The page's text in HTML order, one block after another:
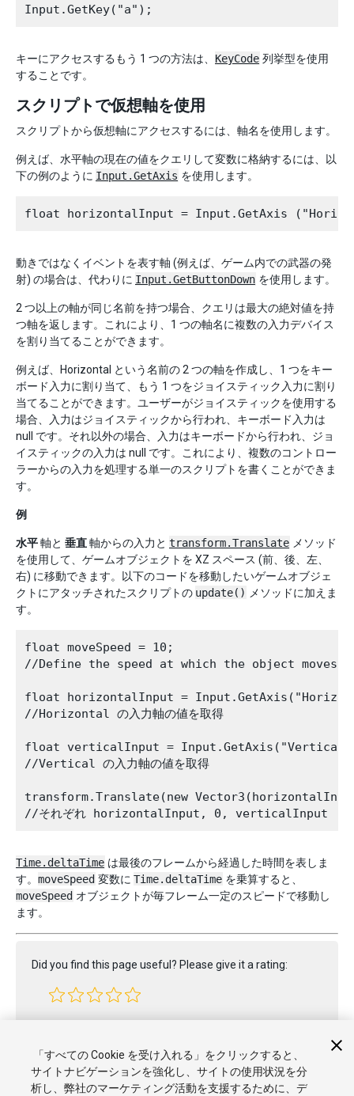
キーにアクセスするもう 1 つの方法は、 KeyCode 列挙型を使用
することです。
スクリプトで仮想軸を使用
スクリプトから仮想軸にアクセスするには、軸名を使用します。
例えば、水平軸の現在の値をクエリして変数に格納するには、以
下の例のように Input.GetAxis を使用します。
動きではなくイベントを表す軸 (例えば、ゲーム内での武器の発
射) の場合は、代わりに Input.GetButtonDown を使用します。
2 つ以上の軸が同じ名前を持つ場合、クエリは最大の絶対値を持
つ軸を返します。これにより、1 つの軸名に複数の入力デバイス
を割り当てることができます。
例えば、Horizontal という名前の 2 つの軸を作成し、1 つをキー
ボード入力に割り当て、もう 1 つをジョイスティック入力に割り
当てることができます。ユーザーがジョイスティックを使用する
場合、入力はジョイスティックから行われ、キーボード入力は
null です。それ以外の場合、入力はキーボードから行われ、ジョ
イスティックの入力は null です。これにより、複数のコントロー
ラーからの入力を処理する単一のスクリプトを書くことができま
す。
例
水平軸と 垂直軸からの入力と transform.Translate メソッド
を使用して、ゲームオブジェクトを XZ スペース (前、後、左、
右) に移動できます。以下のコードを移動したいゲームオブジェ
クトにアタッチされたスクリプトの update()
メソッドに加えま
す。
float moveSpeed = 10;
//Define the speed at which the object moves.
float horizontalInput =
//Horizontal の入力軸の値を取得
float verticalInput =
//Vertical の入力軸の値を取得
transform.Translate(new
Time.deltaTime は最後のフレームから経過した時間を表しま
す。 moveSpeed 変数に Time.deltaTime を乗算すると、
moveSpeed オブジェクトが毎フレーム一定のスピードで移動し
ます。
Did you find this page useful? Please give it a rating:
「すべての Cookie を受け入れる」をクリックすると、
サイトナビゲーションを強化し、サイトの使用状況を分
析し、弊社のマーケティング活動を支援するために、デ